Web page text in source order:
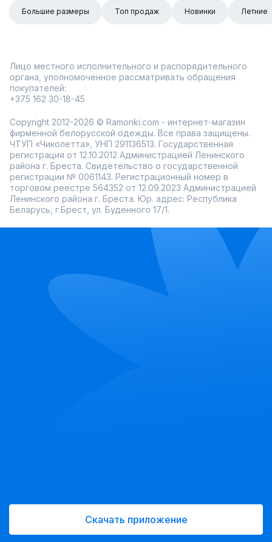
Большие размеры Топ продаж Новинки Летние
Лицо местного исполнительного и распорядительного
органа, уполномоченное рассматривать обращения
покупателей:
+375 162 30-18-45
Copyright 2012-2026 © Ramonki.com - интернет-магазин
фирменной белорусской одежды. Все права защищены.
ЧТУП «Чиколетта», УНП 291136513. Государственная
регистрация от 12.10.2012 Администрацией Ленинского
района г. Бреста. Свидетельство о государственной
регистрации № 0061143. Регистрационный номер в
торговом реестре 564352 от 12.09.2023 Администрацией
Ленинского района г. Бреста. Юр. адрес: Республика
Беларусь, г.Брест, ул. Буденного 17/1.
Скачать приложение